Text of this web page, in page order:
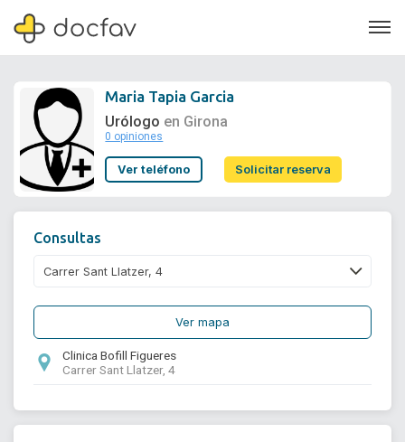
Soporte
Maria Tapia Garcia
Urólogo en Girona
0 opiniones
Ver teléfono Solicitar reserva
Consultas
Ver mapa
Clinica Bofill Figueres
Carrer Sant Llatzer, 4